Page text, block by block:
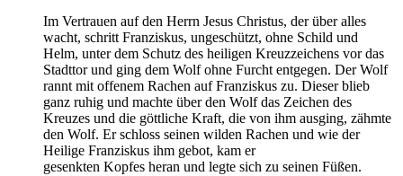
Im Vertrauen auf den Herrn Jesus Christus, der über alles
wacht, schritt Franziskus, ungeschützt, ohne Schild und
Helm, unter dem Schutz des heiligen Kreuzzeichens vor das
Stadttor und ging dem Wolf ohne Furcht entgegen. Der Wolf
rannt mit offenem Rachen auf Franziskus zu. Dieser blieb
ganz ruhig und machte über den Wolf das Zeichen des
Kreuzes und die göttliche Kraft, die von ihm ausging, zähmte
den Wolf. Er schloss seinen wilden Rachen und wie der
Heilige Franziskus ihm gebot, kam er
gesenkten Kopfes heran und legte sich zu seinen Füßen.